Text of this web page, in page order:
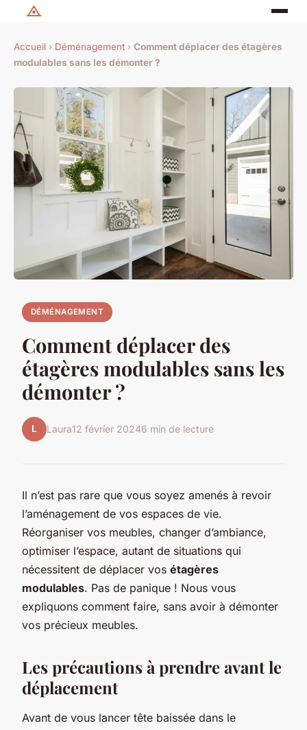
Accueil › Déménagement › Comment déplacer des étagères
modulables sans les démonter ?
DÉMÉNAGEMENT
Comment déplacer des
étagères modulables sans les
démonter ?
L Laura12 février 20246 min de lecture
Il n’est pas rare que vous soyez amenés à revoir
l’aménagement de vos espaces de vie.
Réorganiser vos meubles, changer d’ambiance,
optimiser l’espace, autant de situations qui
nécessitent de déplacer vos étagères
modulables. Pas de panique ! Nous vous
expliquons comment faire, sans avoir à démonter
vos précieux meubles.
Les précautions à prendre avant le
déplacement
Avant de vous lancer tête baissée dans le